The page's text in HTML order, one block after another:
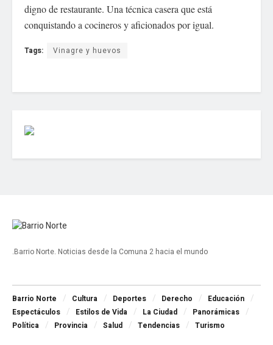
digno de restaurante. Una técnica casera que está
conquistando a cocineros y aficionados por igual.
Tags: Vinagre y huevos
.Barrio Norte. Noticias desde la Comuna 2 hacia el mundo
Barrio Norte Cultura Deportes Derecho
Educación
Espectáculos
Estilos de Vida La Ciudad
Panorámicas
Política
Provincia Salud Tendencias Turismo